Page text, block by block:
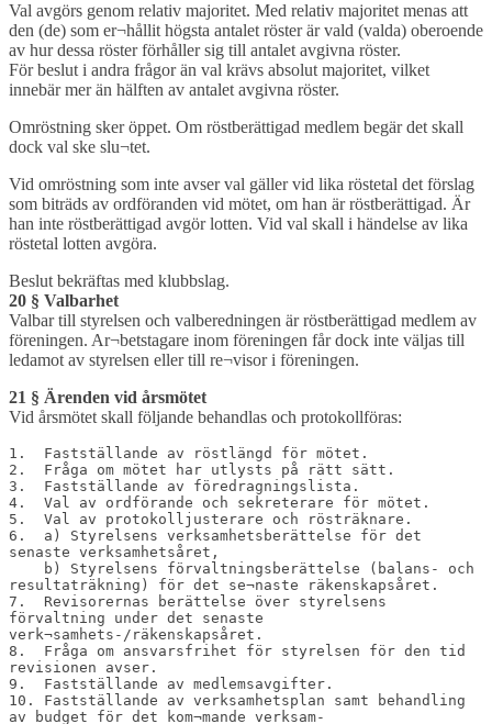
Val avgörs genom relativ majoritet. Med relativ majoritet menas att
den (de) som er¬hållit högsta antalet röster är vald (valda) oberoende
av hur dessa röster förhåller sig till antalet avgivna röster.
För beslut i andra frågor än val krävs absolut majoritet, vilket
innebär mer än hälften av antalet avgivna röster.
Omröstning sker öppet. Om röstberättigad medlem begär det skall
dock val ske slu¬tet.
Vid omröstning som inte avser val gäller vid lika röstetal det förslag
som biträds av ordföranden vid mötet, om han är röstberättigad. Är
han inte röstberättigad avgör lotten. Vid val skall i händelse av lika
röstetal lotten avgöra.
Beslut bekräftas med klubbslag.
20 § Valbarhet
Valbar till styrelsen och valberedningen är röstberättigad medlem av
föreningen. Ar¬betstagare inom föreningen får dock inte väljas till
ledamot av styrelsen eller till re¬visor i föreningen.
21 § Ärenden vid årsmötet
Vid årsmötet skall följande behandlas och protokollföras:
1.  Fastställande av röstlängd för mötet.
2.  Fråga om mötet har utlysts på rätt sätt.
3.  Fastställande av föredragningslista.
4.  Val av ordförande och sekreterare för mötet.
5.  Val av protokolljusterare och rösträknare.
6.  a) Styrelsens verksamhetsberättelse för det
senaste verksamhetsåret,
resultaträkning) för det se¬naste räkenskapsåret.
7.  Revisorernas berättelse över styrelsens
förvaltning under det senaste
verk¬samhets-/räkenskapsåret.
8.  Fråga om ansvarsfrihet för styrelsen för den tid
revisionen avser.
9.  Fastställande av medlemsavgifter.
10. Fastställande av verksamhetsplan samt behandling
av budget för det kom¬mande verksam-